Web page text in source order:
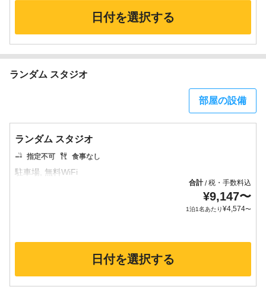
日付を選択する
ランダム スタジオ
部屋の設備
ランダム スタジオ
指定不可 食事なし
合計/税・手数料込
¥9,147〜
1泊1名あたり¥4,574〜
日付を選択する